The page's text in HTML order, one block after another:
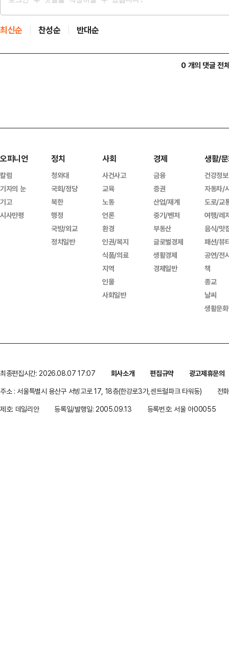
최신순 찬성순 반대순
0 개의 댓글 전
오피니언
칼럼
기자의 눈
기고
시사만평
정치
청와대
국회/정당
북한
행정
국방/외교
정치일반
사회
사건사고
교육
노동
언론
환경
인권/복지
식품/의료
지역
인물
사회일반
경제
금융
증권
산업/재계
중기/벤처
부동산
글로벌경제
생활경제
경제일반
생활/
건강정보
자동차/
도로/교
여행/레
음식/맛
패션/뷰
공연/전
책
종교
날씨
생활문
최종편집시간: 2026.08.07 17:07 회사소개 편집규약
광고제휴문의
주소 : 서울특별시 용산구 서빙고로 17, 18층(한강로3가,센트럴파크 타워동)
전
제호: 데일리안
등록일/발행일: 2005.09.13 등록번호: 서울 아00055